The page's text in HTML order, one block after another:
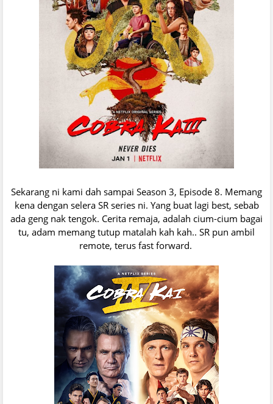
Sekarang ni kami dah sampai Season 3, Episode 8. Memang
kena dengan selera SR series ni. Yang buat lagi best, sebab
ada geng nak tengok. Cerita remaja, adalah cium-cium bagai
tu, adam memang tutup matalah kah kah.. SR pun ambil
remote, terus fast forward.